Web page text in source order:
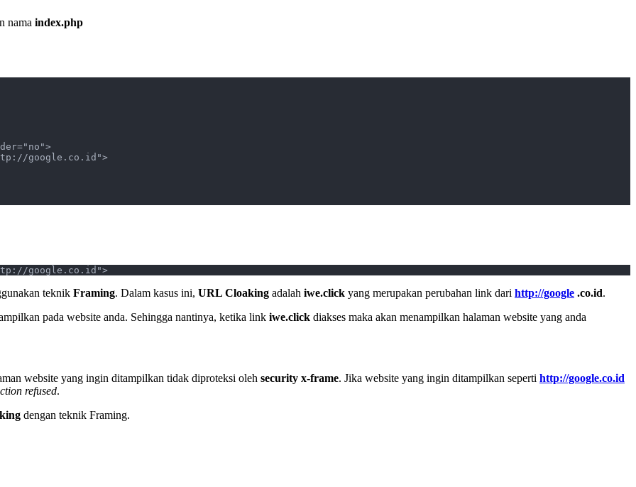
nama index.php
google.co.id">
google.co.id">
teknik Framing. Dalam kasus ini, URL Cloaking adalah iwe.click yang merupakan perubahan link dari http://google .co.id.
pada website anda. Sehingga nantinya, ketika link iwe.click diakses maka akan menampilkan halaman website yang anda
website yang ingin ditampilkan tidak diproteksi oleh security x-frame. Jika website yang ingin ditampilkan seperti http://google.co.id
refused.
dengan teknik Framing.